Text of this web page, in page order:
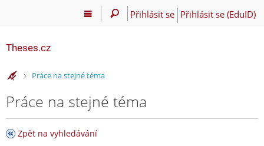
Přihlásit se Přihlásit se (EduID)
Theses.cz
>Práce na stejné téma
Práce na stejné téma
Zpět na vyhledávání